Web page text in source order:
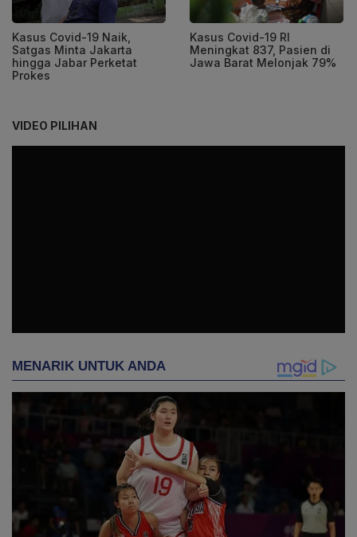
Kasus Covid-19 Naik,
Satgas Minta Jakarta
hingga Jabar Perketat
Prokes
Kasus Covid-19 RI
Meningkat 837, Pasien di
Jawa Barat Melonjak 79%
VIDEO PILIHAN